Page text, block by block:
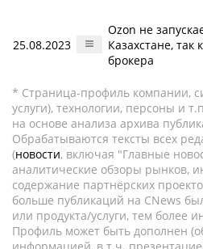
25.08.2023
Ozon не
Казахстане, так
брокера
* Страница-профиль компании,
услуги), технологии, персоны и
на основе анализа архива
Обрабатываются тексты всех
(новости, включая "Главные
аналитические обзоры рынков,
содержание партнёрских
больше публикаций на CNews
или продукта/услуги, тем более
Профиль может быть дополнен